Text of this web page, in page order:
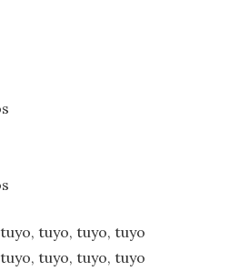
tuyo, tuyo, tuyo
tuyo, tuyo, tuyo